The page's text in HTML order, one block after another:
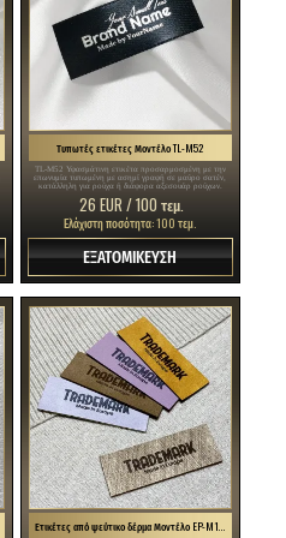
Τυπωτές ετικέτες Μοντέλο TL-M52
TL-M52 Υφασμάτινη ετικέτα προσαρμοσμένη με την
επωνυμία τυπωμένη με ασημί γραφή σε μαύρο σατέν,
κατάλληλη για ρούχα ή διάφορα αξεσουάρ ρούχων.
26 EUR / 100 τεμ.
Ελάχιστη ποσότητα: 100 τεμ.
ΕΞΑΤΟΜΙΚΕΥΣΗ